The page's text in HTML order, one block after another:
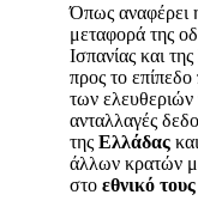
Όπως αναφέρει
μεταφορά της
Ισπανίας και
προς το
των ελευθεριών
ανταλλαγές
της Ελλάδας
άλλων κρατών
στο εθνικό